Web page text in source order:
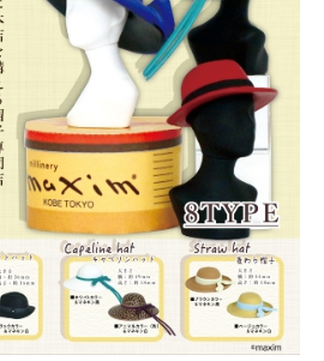
ティ
る
ト
ト
例